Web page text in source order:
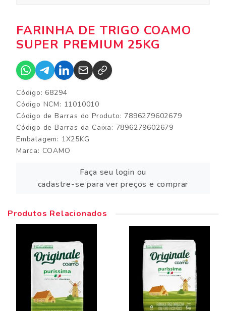
FARINHA DE TRIGO COAMO
SUPER PREMIUM 25KG
Código: 68294
Código NCM: 11010010
Código de Barras do Produto: 7896279602679
Código de Barras da Caixa: 7896279602679
Embalagem: 1X25KG
Marca: COAMO
Faça seu login ou
cadastre-se para ver preços e comprar
Produtos Relacionados